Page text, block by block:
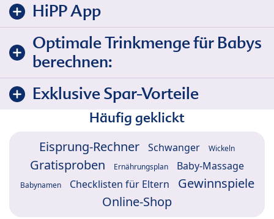
HiPP App
Optimale Trinkmenge für Babys
berechnen:
Exklusive Spar-Vorteile
Häufig geklickt
Eisprung-Rechner Schwanger Wickeln
Gratisproben Ernährungsplan Baby-Massage
Babynamen Checklisten für Eltern
Gewinnspiele
Online-Shop